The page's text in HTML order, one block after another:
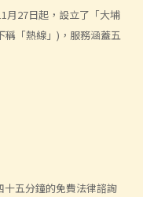
月27日起，設立了「大埔
稱「熱線」)，服務涵蓋五
十五分鐘的免費法律諮詢
）